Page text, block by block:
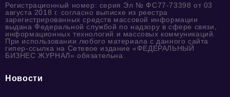
Регистрационный номер: серия Эл № ФС77-73398 от 03
августа 2018 г. согласно выписке из реестра
зарегистрированных средств массовой информации
выдана Федеральной службой по надзору в сфере связи,
информационных технологий и массовых коммуникаций.
При использовании любого материала с данного сайта
гипер-ссылка на Сетевое издание «ФЕДЕРАЛЬНЫЙ
БИЗНЕС ЖУРНАЛ» обязательна.
Новости